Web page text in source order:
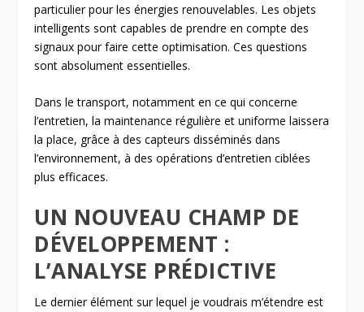
particulier pour les énergies renouvelables. Les objets
intelligents sont capables de prendre en compte des
signaux pour faire cette optimisation. Ces questions
sont absolument essentielles.
Dans le transport, notamment en ce qui concerne
l’entretien, la maintenance régulière et uniforme laissera
la place, grâce à des capteurs disséminés dans
l’environnement, à des opérations d’entretien ciblées
plus efficaces.
UN NOUVEAU CHAMP DE
DÉVELOPPEMENT :
L’ANALYSE PRÉDICTIVE
Le dernier élément sur lequel je voudrais m’étendre est